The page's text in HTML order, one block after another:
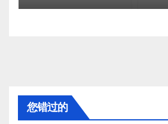
您错过的